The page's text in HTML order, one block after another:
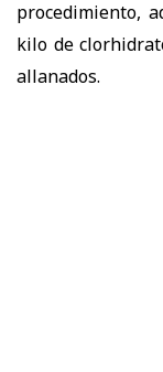
procedimiento,
kilo de
allanados.